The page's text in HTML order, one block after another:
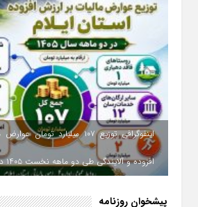
اینفوگرافی توزیع ۱۰۷ میلیارد
افزوده و آلایندگی طی دو ماهه نخست ۱۴۰۵ در استان ایلام
پیشخوان روزنامه